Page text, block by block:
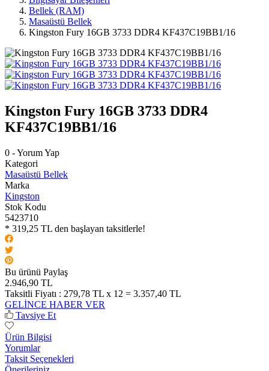
Bellek (RAM)
Masaüstü Bellek
Kingston Fury 16GB 3733 DDR4 KF437C19BB1/16
Kingston Fury 16GB 3733 DDR4
KF437C19BB1/16
0 - Yorum Yap
Kategori
Masaüstü Bellek
Marka
Kingston
Stok Kodu
5423710
* 319,25 TL den başlayan taksitlerle!
Bu ürünü Paylaş
2.946,90 TL
Taksitli Fiyatı : 279,78 TL x 12 = 3.357,40 TL
GELİNCE HABER VER
Tavsiye Et
Ürün Bilgisi
Yorumlar
Taksit Seçenekleri